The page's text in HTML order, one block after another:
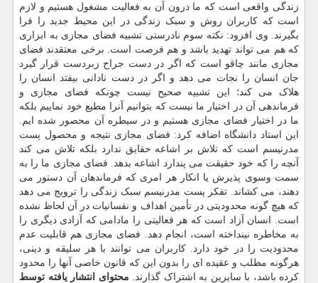
زندگی واقعی است که ما درون آن به فعالیت مشغول هستیم و لازم
است که کاربران روش و سبک زندگی در این محیط جدید را فرا
بگیرند. وی افزود: نکته سوم نادرستی تشبیه فضای مجازی به ابزاری
که هم می تواند تهدید باشد و هم فرصت است. برخی معتقدند فضای
مجازی مانند چاقو است که اگر در دست جراح زبردست قرار گیرد
جان انسان را نجات می دهد و اگر در دست نادانی بیفتد انسان را
هلاک می کند؛ این تشبیه صحیح نیست چونکه فضای مجازی و
فرماندهی آن در اختیار ما نیست که بتوانیم آنرا مطیع خود نماییم بلکه
ما در اختیار فضای مجازی هستیم و در سیطره آن محصور شده ایم.
این استاد دانشگاه اضافه کرد: فضای مجازی نتیجه و محصول پست
مدرنیسم است که تلاش بر اشاعه حقایق ندارد بلکه تلاش می کند
آنچه را که خود حقیقت می پندارد اشاعه بدهد. فضای مجازی ما را به
سمت وسوی پذیرش یا انکار هر امری که فرماندهان آن دستور می
دهند، می کشاند. تفکر پست مدرنیسم سبک زندگی را ترویج می دهد
که هیچ گونه محدودیتی در تأمین اهداف و نفسانیات در آن لحاظ نشده
است. انسان آزاد است که هر فعالیتی را مادامی که آزادی دیگری را
به مخاطره نینداخته است، انجام دهد. فضای مجازی هم قابلیت عدم
محدودیت را در خود دارد. کاربران می توانند با هر سلیقه و دینی،
هرگونه مطلب و عقیده ای را بدون این که قانون خاصی آنها را محدود
کرده باشد، با سایرین به اشتراک گذارند. محتوای انتشار یافته توسط